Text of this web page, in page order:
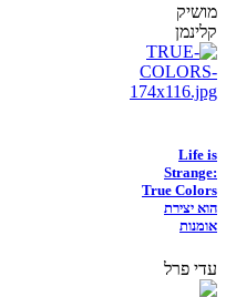
מושיק
קלינמן
Life is
Strange:
True Colors
הוא יצירת
אומנות
עדי פרל